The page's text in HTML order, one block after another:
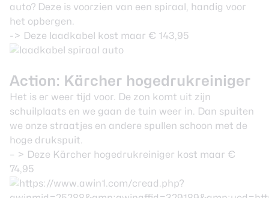
auto? Deze is voorzien van een spiraal, handig voor
het opbergen.
-> Deze laadkabel kost maar € 143,95
Action: Kärcher hogedrukreiniger
Het is er weer tijd voor. De zon komt uit zijn
schuilplaats en we gaan de tuin weer in. Dan spuiten
we onze straatjes en andere spullen schoon met de
hoge drukspuit.
– > Deze Kärcher hogedrukreiniger kost maar €
74,95